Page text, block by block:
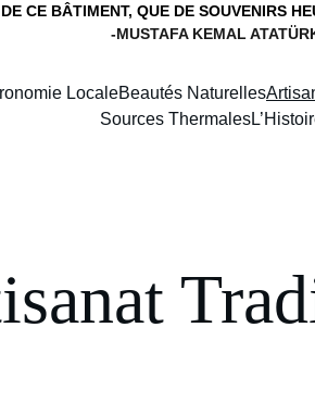
CE BÂTIMENT, QUE DE SOUVENIRS
-MUSTAFA KEMAL
LocaleBeautés Naturelles
Sources Thermales